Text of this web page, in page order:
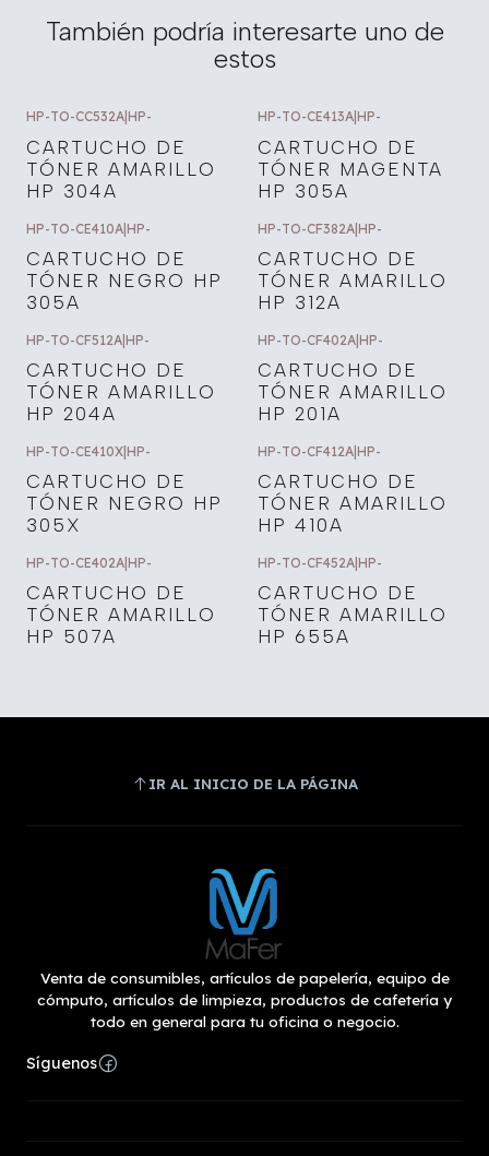
También podría interesarte uno de
estos
HP-TO-CC532A HP-
CARTUCHO DE
TÓNER AMARILLO
HP 304A
HP-TO-CE413A HP-
CARTUCHO DE
TÓNER MAGENTA
HP 305A
HP-TO-CE410A|HP-
CARTUCHO DE
TÓNER NEGRO HP
305A
HP-TO-CF382A|HP-
CARTUCHO DE
TÓNER AMARILLO
HP 312A
HP-TO-CF512A HP-
CARTUCHO DE
TÓNER AMARILLO
HP 204A
HP-TO-CF402A HP-
CARTUCHO DE
TÓNER AMARILLO
HP 201A
HP-TO-CE410X HP-
CARTUCHO DE
TÓNER NEGRO HP
305X
HP-TO-CF412A HP-
CARTUCHO DE
TÓNER AMARILLO
HP 410A
HP-TO-CE402A HP-
CARTUCHO DE
TÓNER AMARILLO
HP 507A
HP-TO-CF452A HP-
CARTUCHO DE
TÓNER AMARILLO
HP 655A
IR AL INICIO DE LA PÁGINA
Venta de consumibles, artículos de papelería, equipo de
cómputo, artículos de limpieza, productos de cafetería y
todo en general para tu oficina o negocio.
Síguenos